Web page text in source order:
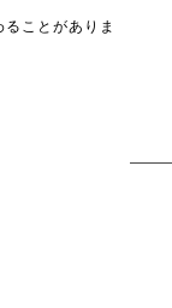
ことがありま